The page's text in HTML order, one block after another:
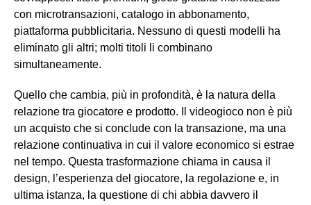
con microtransazioni, catalogo in abbonamento,
piattaforma pubblicitaria. Nessuno di questi modelli ha
eliminato gli altri; molti titoli li combinano
simultaneamente.
Quello che cambia, più in profondità, è la natura della
relazione tra giocatore e prodotto. Il videogioco non è più
un acquisto che si conclude con la transazione, ma una
relazione continuativa in cui il valore economico si estrae
nel tempo. Questa trasformazione chiama in causa il
design, l’esperienza del giocatore, la regolazione e, in
ultima istanza, la questione di chi abbia davvero il